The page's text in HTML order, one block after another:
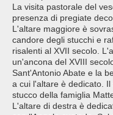
La visita pastorale del
presenza di pregiate
L'altare maggiore è
candore degli stucchi e
risalenti al XVII secolo.
un'ancona del XVIII
Sant'Antonio Abate e la
a cui l'altare è dedicato.
stucco della famiglia
L'altare di destra è